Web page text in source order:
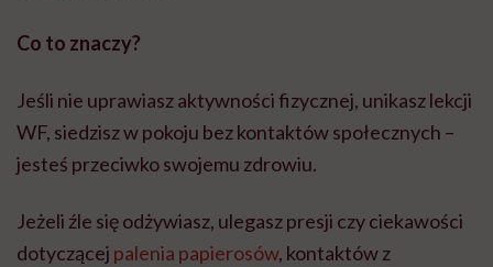
Co to znaczy?
Jeśli nie uprawiasz aktywności fizycznej, unikasz lekcji
WF, siedzisz w pokoju bez kontaktów społecznych –
jesteś przeciwko swojemu zdrowiu.
Jeżeli źle się odżywiasz, ulegasz presji czy ciekawości
dotyczącej palenia papierosów, kontaktów z